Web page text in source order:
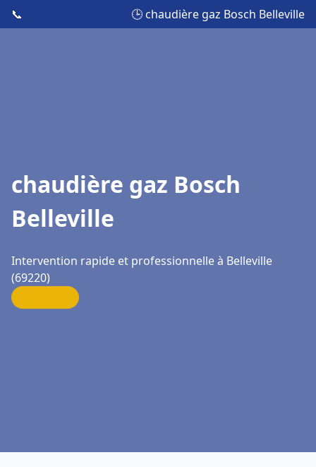
📞 🕒 chaudière gaz Bosch Belleville
chaudière gaz Bosch
Belleville
Intervention rapide et professionnelle à Belleville
(69220)